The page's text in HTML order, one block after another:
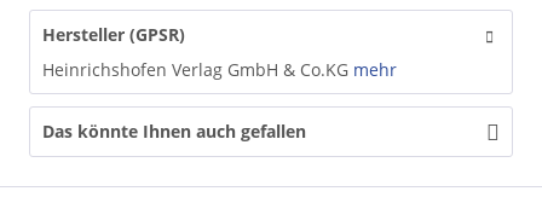
Hersteller (GPSR)
Heinrichshofen Verlag GmbH & Co.KG mehr
Das könnte Ihnen auch gefallen